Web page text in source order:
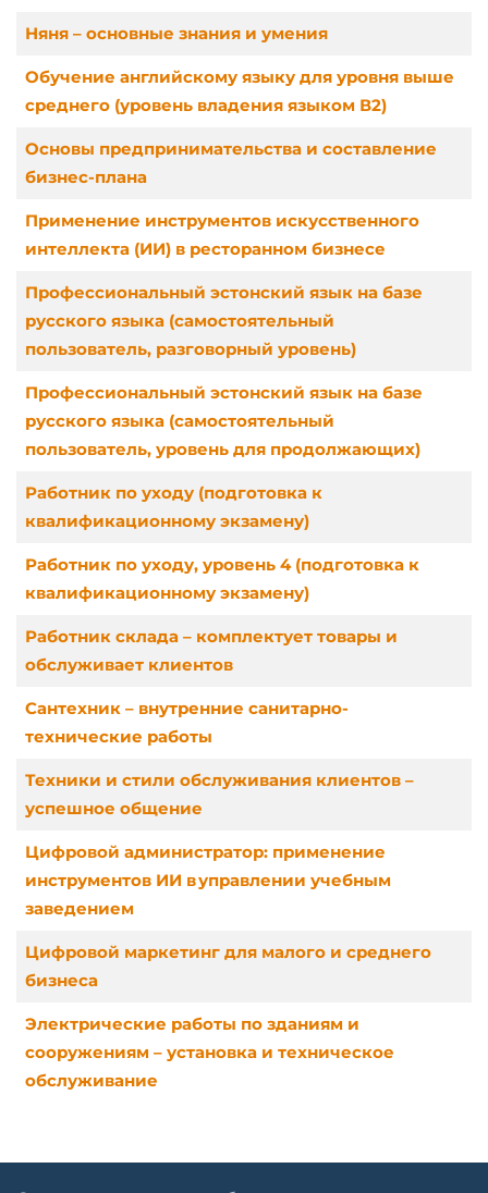
Няня – основные знания и умения
Обучение английскому языку для уровня выше
среднего (уровень владения языком В2)
Основы предпринимательства и составление
бизнес-плана
Применение инструментов искусственного
интеллекта (ИИ) в ресторанном бизнесе
Профессиональный эстонский язык на базе
русского языка (самостоятельный
пользователь, разговорный уровень)
Профессиональный эстонский язык на базе
русского языка (самостоятельный
пользователь, уровень для продолжающих)
Работник по уходу (подготовка к
квалификационному экзамену)
Работник по уходу, уровень 4 (подготовка к
квалификационному экзамену)
Работник склада – комплектует товары и
обслуживает клиентов
Сантехник – внутренние санитарно-
технические работы
Техники и стили обслуживания клиентов –
успешное общение
Цифровой администратор: применение
инструментов ИИ в управлении учебным
заведением
Цифровой маркетинг для малого и среднего
бизнеса
Электрические работы по зданиям и
сооружениям – установка и техническое
обслуживание